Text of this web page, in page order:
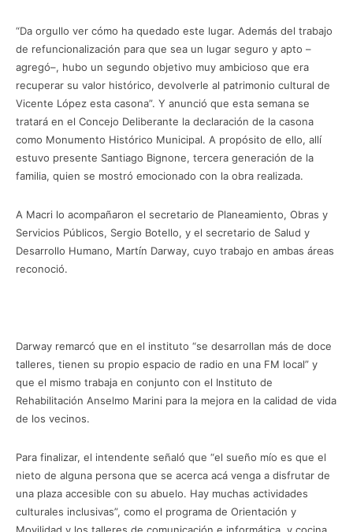
“Da orgullo ver cómo ha quedado este lugar. Además del trabajo
de refuncionalización para que sea un lugar seguro y apto –
agregó–, hubo un segundo objetivo muy ambicioso que era
recuperar su valor histórico, devolverle al patrimonio cultural de
Vicente López esta casona”. Y anunció que esta semana se
tratará en el Concejo Deliberante la declaración de la casona
como Monumento Histórico Municipal. A propósito de ello, allí
estuvo presente Santiago Bignone, tercera generación de la
familia, quien se mostró emocionado con la obra realizada.
A Macri lo acompañaron el secretario de Planeamiento, Obras y
Servicios Públicos, Sergio Botello, y el secretario de Salud y
Desarrollo Humano, Martín Darway, cuyo trabajo en ambas áreas
reconoció.
Darway remarcó que en el instituto “se desarrollan más de doce
talleres, tienen su propio espacio de radio en una FM local” y
que el mismo trabaja en conjunto con el Instituto de
Rehabilitación Anselmo Marini para la mejora en la calidad de vida
de los vecinos.
Para finalizar, el intendente señaló que “el sueño mío es que el
nieto de alguna persona que se acerca acá venga a disfrutar de
una plaza accesible con su abuelo. Hay muchas actividades
culturales inclusivas”, como el programa de Orientación y
Movilidad y los talleres de comunicación e informática, y cocina.